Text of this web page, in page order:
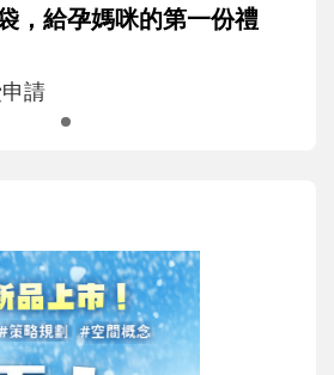
，給孕媽咪的第一份禮
請